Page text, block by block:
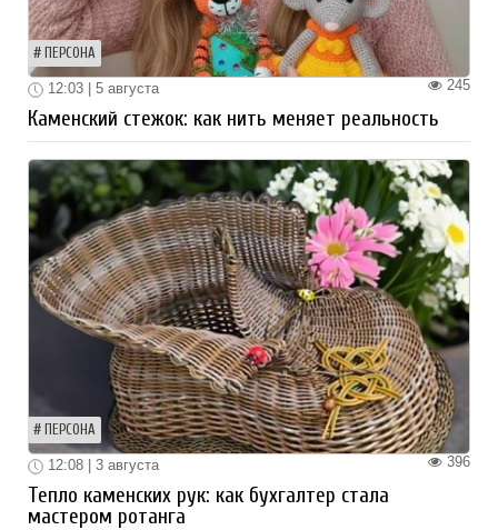
ПЕРСОНА
245
12:03 | 5 августа
Каменский стежок: как нить меняет реальность
ПЕРСОНА
396
12:08 | 3 августа
Тепло каменских рук: как бухгалтер стала
мастером ротанга